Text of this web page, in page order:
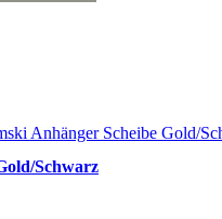
Schwarz